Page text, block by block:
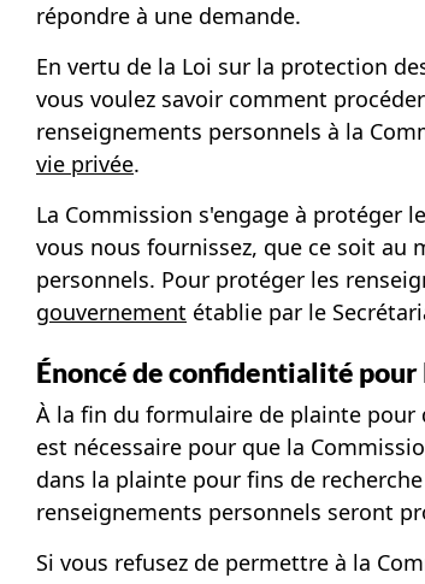
répondre à une demande.
En vertu de la Loi sur la protection
vous voulez savoir comment
renseignements personnels à la
vie privée.
La Commission s'engage à protéger
vous nous fournissez, que ce soit au
personnels. Pour protéger les
gouvernement établie par le
Énoncé de confidentialité
À la fin du formulaire de plainte pour
est nécessaire pour que la
dans la plainte pour fins de
renseignements personnels seront
Si vous refusez de permettre à la